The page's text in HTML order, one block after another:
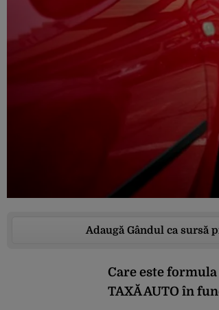
Adaugă Gândul ca sursă
Care este formula
TAXĂ AUTO în